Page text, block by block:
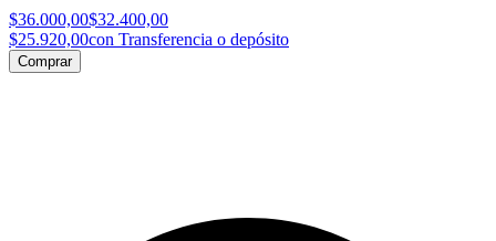
$36.000,00$32.400,00
$25.920,00con Transferencia o depósito
Comprar